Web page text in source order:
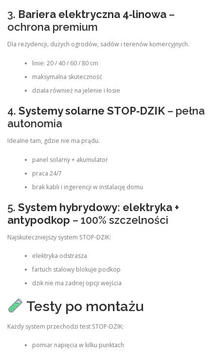
3. Bariera elektryczna 4‑linowa –
ochrona premium
Dla rezydencji, dużych ogrodów, sadów i terenów komercyjnych.
linie: 20 / 40 / 60 / 80 cm
maksymalna skuteczność
działa również na jelenie i łosie
4. Systemy solarne STOP‑DZIK – pełna
autonomia
Idealne tam, gdzie nie ma prądu.
panel solarny + akumulator
praca 24/7
brak kabli i ingerencji w instalację domu
5. System hybrydowy: elektryka +
antypodkop – 100% szczelności
Najskuteczniejszy system STOP‑DZIK:
elektryka odstrasza
fartuch stalowy blokuje podkop
dzik nie ma żadnej opcji wejścia
Testy po montażu
Każdy system przechodzi test STOP‑DZIK:
pomiar napięcia w kilku punktach